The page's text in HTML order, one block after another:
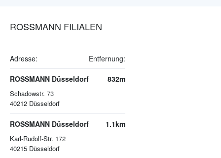
ROSSMANN FILIALEN
Adresse: Entfernung:
ROSSMANN Düsseldorf
Schadowstr. 73
40212 Düsseldorf
832m
ROSSMANN Düsseldorf
Karl-Rudolf-Str. 172
40215 Düsseldorf
1.1km